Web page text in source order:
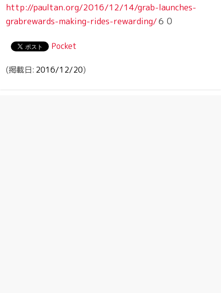
http://paultan.org/2016/12/14/grab-launches-
grabrewards-making-rides-rewarding/６０
Pocket
2016/12/20